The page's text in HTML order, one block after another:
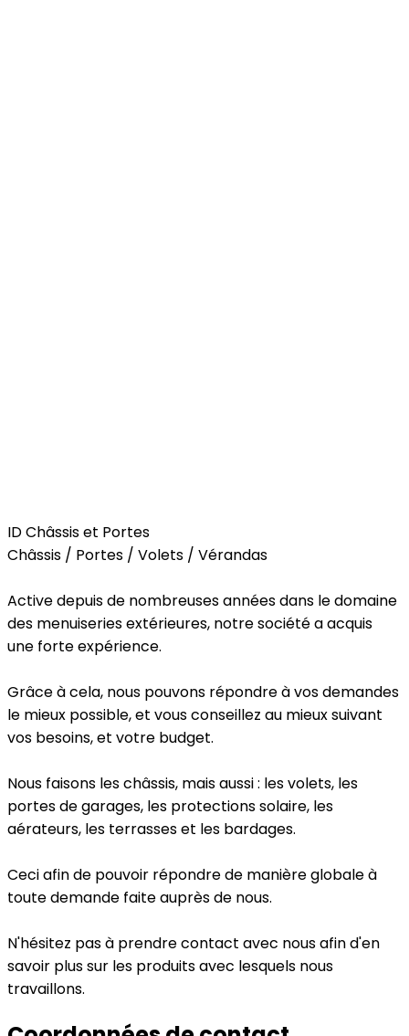
ID Châssis et Portes
Châssis / Portes / Volets / Vérandas
Active depuis de nombreuses années dans le domaine
des menuiseries extérieures, notre société a acquis
une forte expérience.
Grâce à cela, nous pouvons répondre à vos demandes
le mieux possible, et vous conseillez au mieux suivant
vos besoins, et votre budget.
Nous faisons les châssis, mais aussi : les volets, les
portes de garages, les protections solaire, les
aérateurs, les terrasses et les bardages.
Ceci afin de pouvoir répondre de manière globale à
toute demande faite auprès de nous.
N'hésitez pas à prendre contact avec nous afin d'en
savoir plus sur les produits avec lesquels nous
travaillons.